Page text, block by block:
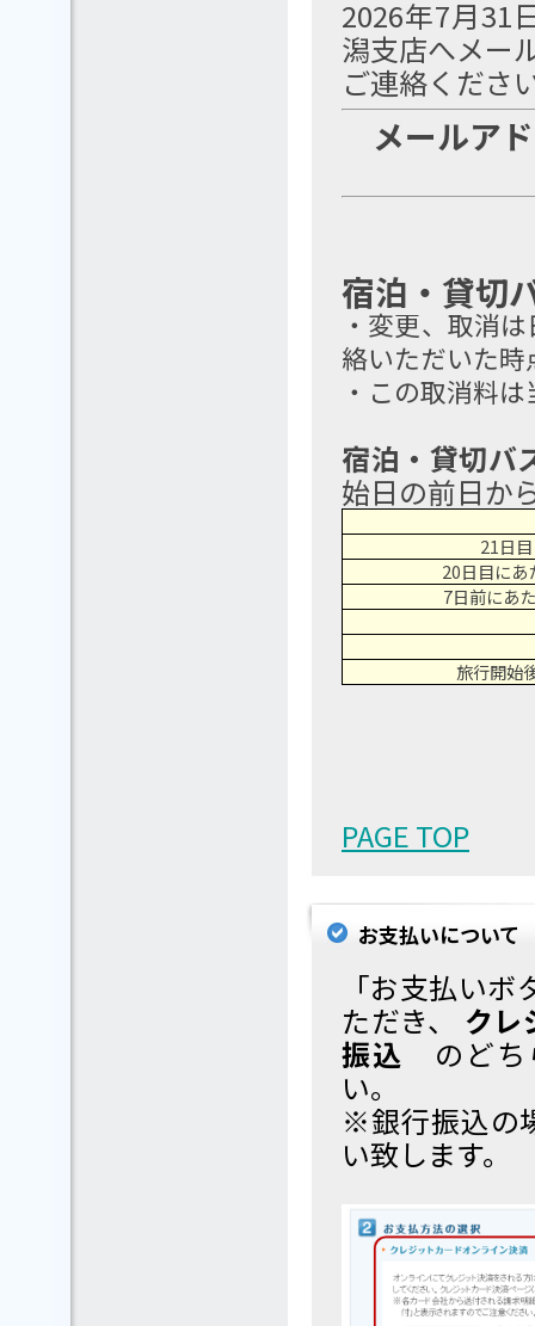
2026年7月31
潟支店へメー
ご連絡くださ
メールア
宿泊・貸切
・変更、取消
絡いただいた
・この取消料
宿泊・貸切バ
始日の前日か
21日
20日目にあ
7日前にあ
旅行開始
PAGE TOP
お支払いについて
「お支払い
ただき、 クレ
振込 のどち
い。
※銀行振込の
い致します。